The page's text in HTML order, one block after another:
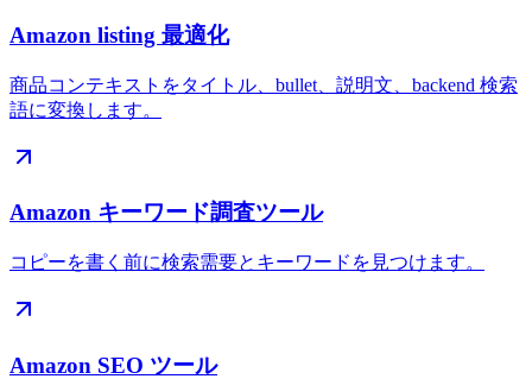
Amazon listing 最適化
商品コンテキストをタイトル、bullet、説明文、backend 検索
語に変換します。
Amazon キーワード調査ツール
コピーを書く前に検索需要とキーワードを見つけます。
Amazon SEO ツール